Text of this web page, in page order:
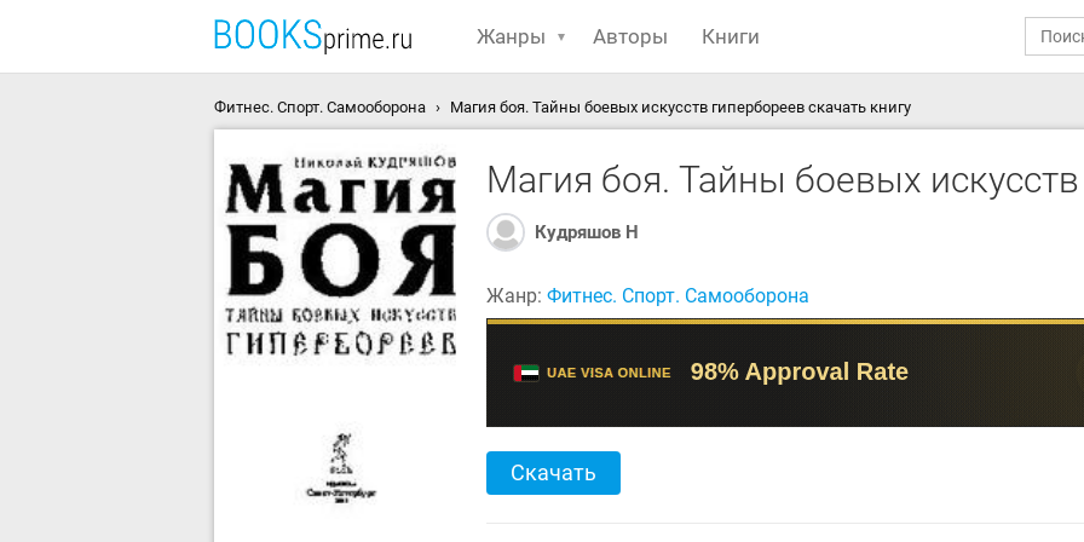
Жанры Авторы Книги
Фитнес. Спорт. Самооборона Магия боя. Тайны боевых искусств гипербореев скачать книгу
Магия боя. Тайны боевых
Кудряшов Н
Жанр: Фитнес. Спорт. Самооборона
Скачать